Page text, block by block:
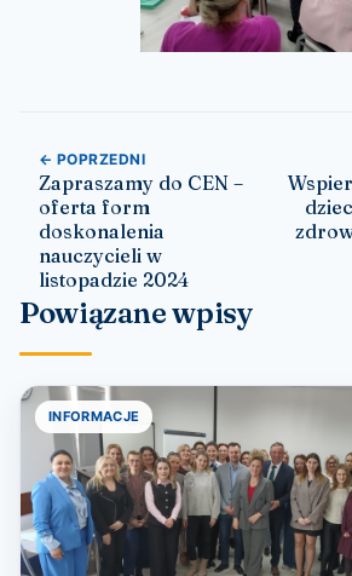
Nawigacja wpisu
← POPRZEDNI
Zapraszamy do CEN –
oferta form
doskonalenia
nauczycieli w
listopadzie 2024
Powiązane wpisy
INFORMACJE